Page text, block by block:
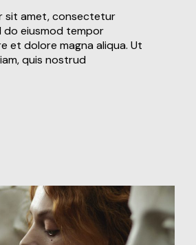
sit amet, consectetur
do eiusmod tempor
et dolore magna aliqua. Ut
quis nostrud